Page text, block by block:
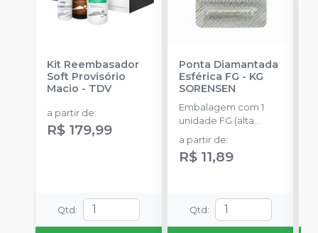
Kit Reembasador
Soft Provisório
Macio - TDV
a partir de:
R$ 179,99
Qtd :
Ponta Diamantada
Esférica FG - KG
SORENSEN
Embalagem com 1
unidade FG (alta
rotação).
a partir de:
R$ 11,89
Qtd :